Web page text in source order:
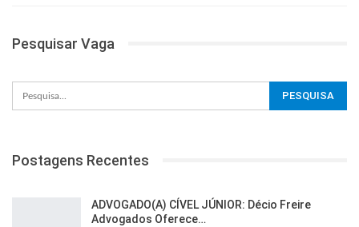
Pesquisar Vaga
Postagens Recentes
ADVOGADO(A) CÍVEL JÚNIOR: Décio Freire
Advogados Oferece…